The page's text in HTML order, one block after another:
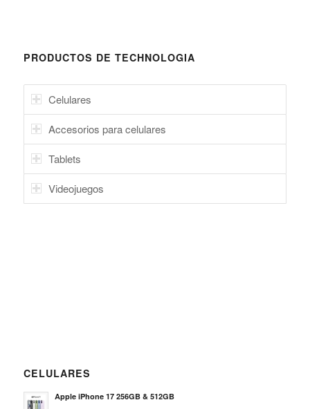
PRODUCTOS DE TECHNOLOGIA
Celulares
Accesorios para celulares
Tablets
Videojuegos
CELULARES
Apple iPhone 17 256GB & 512GB